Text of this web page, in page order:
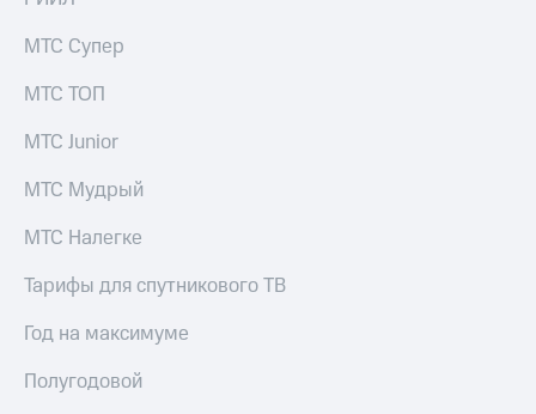
МТС Супер
МТС ТОП
МТС Junior
МТС Мудрый
МТС Налегке
Тарифы для спутникового ТВ
Год на максимуме
Полугодовой